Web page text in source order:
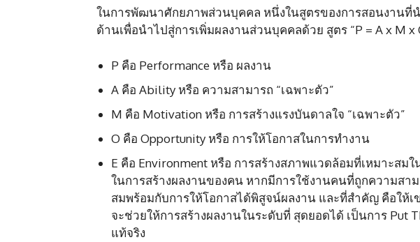
ในการพัฒนาศักยภาพส่วนบุคคล หนึ่งในสูตรของการสอนงานที่
ด้านเพื่อนำไปสู่การเพิ่มผลงานส่วนบุคคลด้วย สูตร “P = A x M x
P คือ Performance หรือ ผลงาน
A คือ Ability หรือ ความสามารถ “เฉพาะตัว”​
M คือ Motivation หรือ การสร้างแรงบันดาลใจ “เฉพาะตัว”​
O คือ Opportunity หรือ การให้โอกาสในการทำงาน
E คือ Environment หรือ การสร้างสภาพแวดล้อมที่เหมาะสม
ในการสร้างผลงานของคน หากมีการใช้งานคนที่ถูกความสา
สมพร้อมกับการให้โอกาสได้พิสูจน์ผลงาน และที่สำคัญ คือให้
จะช่วยให้การสร้างผลงานในระดับที่ สุดยอดได้ เป็นการ Put
แท้จริง